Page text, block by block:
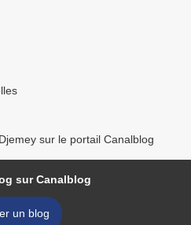
sur le portail Canalblog
sur Canalblog
un blog